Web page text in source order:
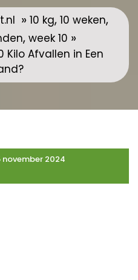
» 10 kg, 10 weken,
, week 10 »
Kilo Afvallen in Een
november 2024